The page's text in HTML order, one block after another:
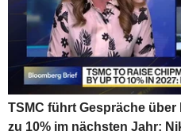
TSMC führt Gespräche
zu 10% im nächsten Jahr: